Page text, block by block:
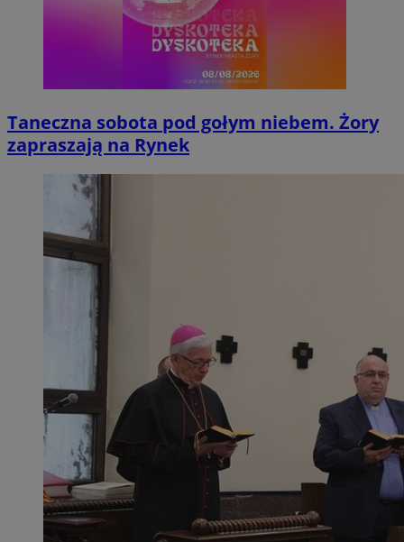
Taneczna sobota pod gołym niebem. Żory
zapraszają na Rynek